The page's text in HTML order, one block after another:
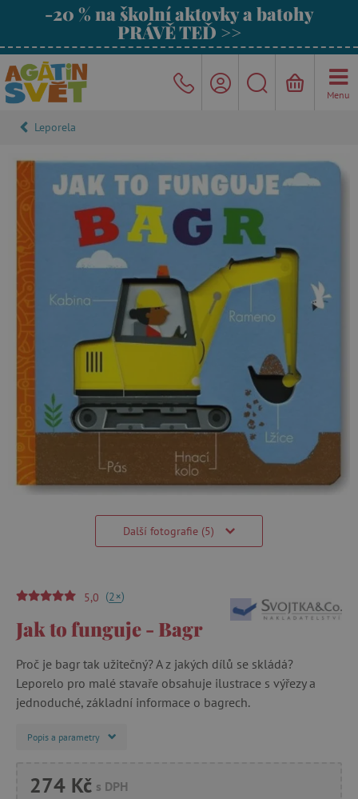
-20 % na školní aktovky a batohy
PRÁVĚ TEĎ >>
Menu
Leporela
Další fotografie (5)
5,0 (2+)
Jak to funguje - Bagr
Proč je bagr tak užitečný? A z jakých dílů se skládá?
Leporelo pro malé stavaře obsahuje ilustrace s výřezy a
jednoduché, základní informace o bagrech.
Popis a parametry
274 Kč s DPH